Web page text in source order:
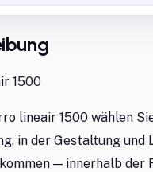
1500
lineair 1500 wählen
in der Gestaltung und
— innerhalb der